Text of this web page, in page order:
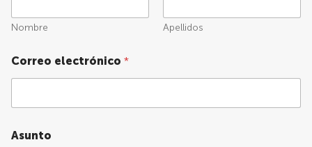
Nombre Apellidos
Correo electrónico *
Asunto